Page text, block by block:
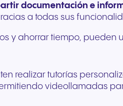
documentación e
a todas sus
y ahorrar tiempo, pueden
realizar tutorías
videollamadas